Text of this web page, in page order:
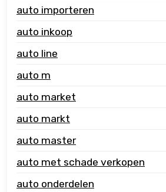
auto importeren
auto inkoop
auto line
auto m
auto market
auto markt
auto master
auto met schade verkopen
auto onderdelen